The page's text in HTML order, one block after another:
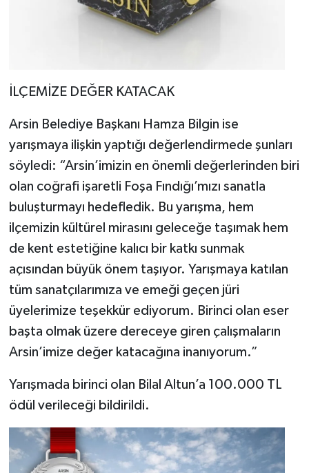
İLÇEMİZE DEĞER KATACAK
Arsin Belediye Başkanı Hamza Bilgin ise
yarışmaya ilişkin yaptığı değerlendirmede şunları
söyledi: “Arsin’imizin en önemli değerlerinden biri
olan coğrafi işaretli Foşa Fındığı’mızı sanatla
buluşturmayı hedefledik. Bu yarışma, hem
ilçemizin kültürel mirasını geleceğe taşımak hem
de kent estetiğine kalıcı bir katkı sunmak
açısından büyük önem taşıyor. Yarışmaya katılan
tüm sanatçılarımıza ve emeği geçen jüri
üyelerimize teşekkür ediyorum. Birinci olan eser
başta olmak üzere dereceye giren çalışmaların
Arsin’imize değer katacağına inanıyorum.”
Yarışmada birinci olan Bilal Altun’a 100.000 TL
ödül verileceği bildirildi.